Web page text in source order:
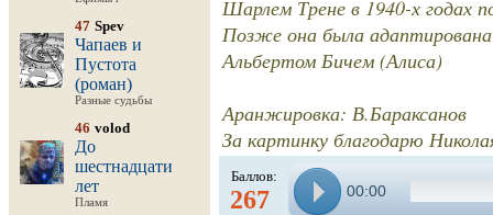
47 Spev
Чапаев и
Пустота
(роман)
Разные судьбы
46 volod
До
шестнадцати
лет
Пламя
Шарлем Трене в 1940-х годах
Позже она была
Альбертом Бичем (Алиса)
Аранжировка: В.Бараксанов
За картинку благодарю
Баллов:
267 00:00